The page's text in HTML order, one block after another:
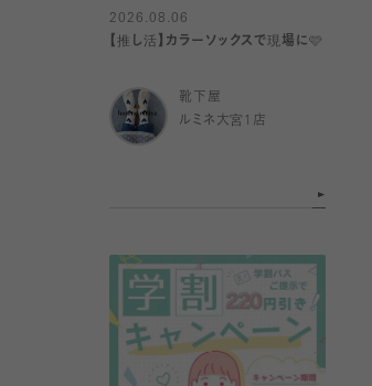
2026.08.06
【推し活】カラーソックスで現場に🩷
靴下屋
ルミネ大宮1店